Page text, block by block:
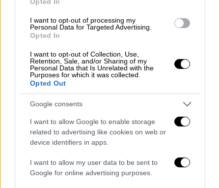
I want to opt-out of processing my
Personal Data for Targeted Advertising.
Opted In
I want to opt-out of Collection, Use,
Retention, Sale, and/or Sharing of my
Personal Data that Is Unrelated with the
Purposes for which it was collected.
Opted Out
Google consents
I want to allow Google to enable storage
related to advertising like cookies on web or
device identifiers in apps.
I want to allow my user data to be sent to
Google for online advertising purposes.
σύμφωνα με την απόφαση του Ευρωπαϊκού
Συμβουλίου,
ανασταλεί
, λόγω οπισθοδρόμησης στο
ζήτημα του κράτους δικαίου. Η Τουρκία
μπορεί να αλλάξει αυτή την απόφαση με
μεταρρυθμίσεις στο κράτος δικαίου».
Χακάν Φιντάν: Η ΕΕ πρέπει να
εγκαταλείψει την «πολιτική της
ταυτότητας»
Απαντώντας ο Τούρκος υπουργός
Εξωτερικώνεπιχείρησε να στρέψει
τη